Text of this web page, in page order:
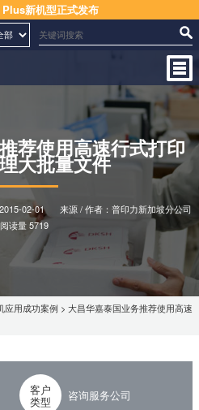
新机型正式发布
荐使用高速行式打印
大批量文件
2015-02-01
来源 / 作者：普印力新加坡分公司
阅读量 5719
应用成功案例 > 大昌华嘉泰国业务推荐使用高速
客户
类型 咨询服务公司